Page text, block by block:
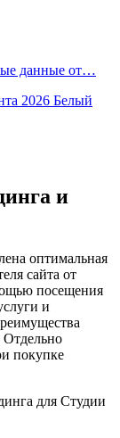
данные от…
2026 Белый
и
оптимальная
сайта от
посещения
и
Отдельно
покупке